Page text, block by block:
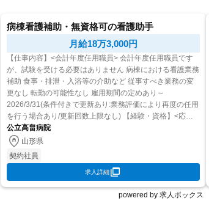
病棟看護補助・無資格可の看護助手
月給18万3,000円
【仕事内容】<会計年度任用職員> 会計年度任用職員です
が、試験を受ける必要はありません 病棟における看護業務
補助 食事・排泄・入浴等の介助など 従事すべき業務の変
更なし 転勤の可能性なし 雇用期間の定めあり～
2026/3/31(条件付きで更新あり:業務評価により再度の任用
を行う場合あり/更新回数上限なし) 【経験・資格】<応募
要件> 資格・経験・年齢・学歴不問 <歓迎要件> 長期で働
ける方歓...
公立高畠病院
山形県
契約社員
求人詳細
powered by 求人ボックス